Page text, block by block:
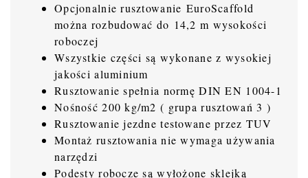
Opcjonalnie rusztowanie EuroScaffold
można rozbudować do 14,2 m wysokości
roboczej
Wszystkie części są wykonane z wysokiej
jakości aluminium
Rusztowanie spełnia normę DIN EN 1004-1
Nośność 200 kg/m2 ( grupa rusztowań 3 )
Rusztowanie jezdne testowane przez TUV
Montaż rusztowania nie wymaga używania
narzędzi
Podesty robocze są wyłożone sklejką